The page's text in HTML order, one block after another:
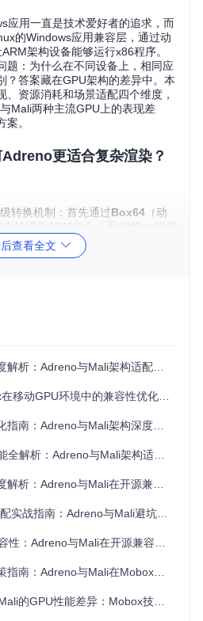
应用一直是技术爱好者的追求，而
的Windows应用兼容层，通过动
架构设备能够运行x86程序。
题：为什么在不同设备上，相同应
？答案藏在GPU架构的差异中。本
、资源消耗和场景适配四个维度，
Mali两种主流GPU上的表现差
。
更适合复杂渲染？
转换机制：首先通过Box64 （动
转译为ARM指令，再由 Wine
模拟
过图形驱动层将DirectX API转换为
指令。这个过程就像语言翻
的设计哲学：
一着色器架构，拥有专用的几何
跨核心协作的复杂场景时存在瓶颈
的 API转换效率——Adreno对
翻译软件的区别。
指标揭示真实差距
星S22）
差异
查看全文
：Adreno与Mali架构适配实战指南
动GPU环境中的兼容性优化策略
Adreno与Mali架构深度对比与实战调优
解析：Adreno与Mali架构适配指南
Adreno与Mali在开源兼容层的技术对决
指南：Adreno与Mali避坑与优化策略
Adreno与Mali在开源兼容层的终极对决
与Mali在Mobox环境下的3大维度12项指标深度对比
性能差异：Mobox技术解析与选型指南